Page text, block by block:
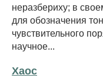
неразбериху; в
для обозначения
чувствительного
научное...
Хаос